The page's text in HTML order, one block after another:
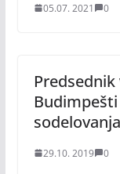
05.07. 2021 0
sodelovanja
29.10. 2019 0